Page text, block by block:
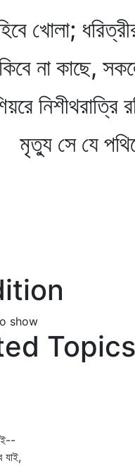
খোলা;
না কাছে,
নিশীথরাত্রি
যে
show
Topics